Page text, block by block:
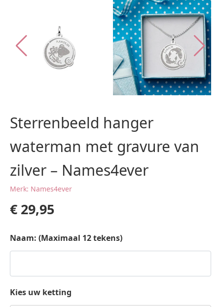
Sterrenbeeld hanger
waterman met gravure van
zilver – Names4ever
Merk: Names4ever
€ 29,95
Naam: (Maximaal 12 tekens)
Kies uw ketting